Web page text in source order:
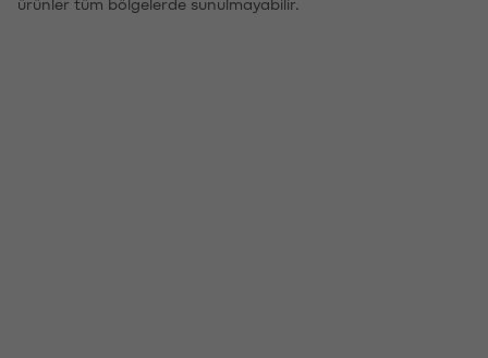
ürünler tüm bölgelerde sunulmayabilir.